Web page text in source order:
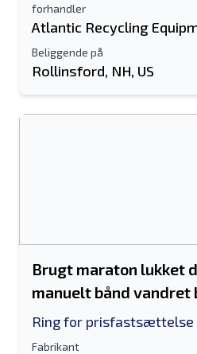
forhandler
Atlantic Recycling
Beliggende på
Rollinsford, NH, US
Brugt maraton lukket
manuelt bånd vandret
Ring for prisfastsættelse
Fabrikant